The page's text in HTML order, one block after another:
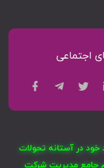
اجتماعی
خود در آستانه تحولات
جامع مدیریت شرکت